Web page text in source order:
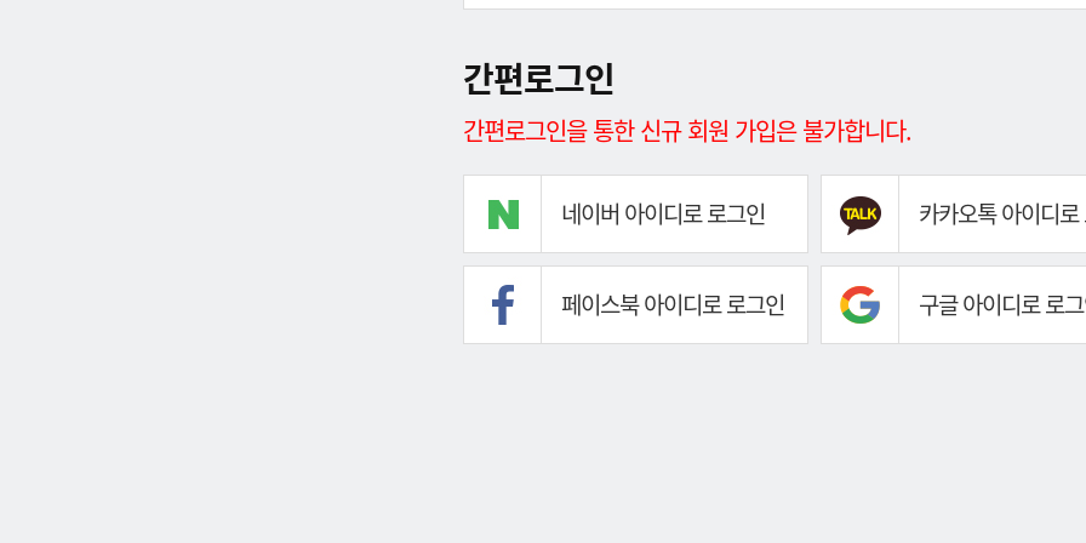
간편로그인
간편로그인을 통한 신규 회원 가입은 불가합니다.
네이버 아이디로 로그인 카카오톡 아이디로
페이스북 아이디로 로그인 구글 아이디로 로